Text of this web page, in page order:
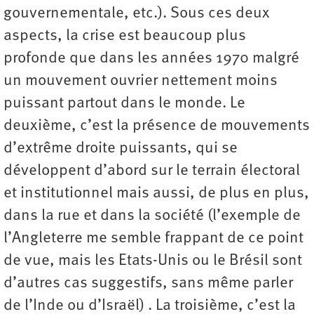
gouvernementale, etc.). Sous ces deux
aspects, la crise est beaucoup plus
profonde que dans les années 1970 malgré
un mouvement ouvrier nettement moins
puissant partout dans le monde. Le
deuxième, c’est la présence de mouvements
d’extrême droite puissants, qui se
développent d’abord sur le terrain électoral
et institutionnel mais aussi, de plus en plus,
dans la rue et dans la société (l’exemple de
l’Angleterre me semble frappant de ce point
de vue, mais les Etats-Unis ou le Brésil sont
d’autres cas suggestifs, sans même parler
de l’Inde ou d’Israël) . La troisième, c’est la